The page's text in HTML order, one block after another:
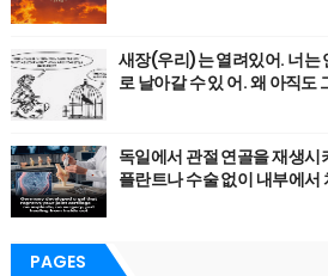
새장(우리)는 열려있어. 너는
로 날아갈 수 있 어. 왜 아직도
독일에서 관절 연골을 재생
플란트나 수술 없이 내부에서
PAGES